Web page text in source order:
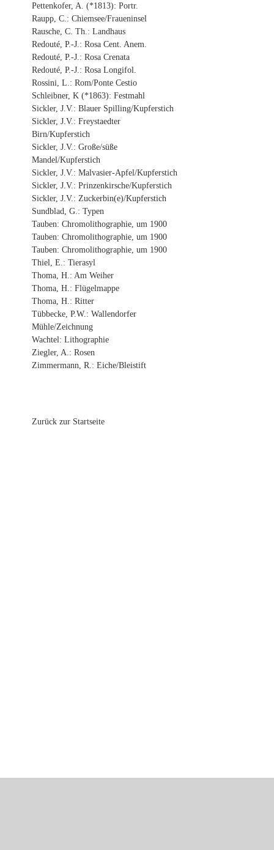
Pettenkofer, A. (*1813): Portr.
Raupp, C.: Chiemsee/Fraueninsel
Rausche, C. Th.: Landhaus
Redouté, P.-J.: Rosa Cent. Anem.
Redouté, P.-J.: Rosa Crenata
Redouté, P.-J.: Rosa Longifol.
Rossini, L.: Rom/Ponte Cestio
Schleibner, K (*1863): Festmahl
Sickler, J.V.: Blauer Spilling/Kupferstich
Sickler, J.V.: Freystaedter
Birn/Kupferstich
Sickler, J.V.: Große/süße
Mandel/Kupferstich
Sickler, J.V.: Malvasier-Apfel/Kupferstich
Sickler, J.V.: Prinzenkirsche/Kupferstich
Sickler, J.V.: Zuckerbin(e)/Kupferstich
Sundblad, G.: Typen
Tauben: Chromolithographie, um 1900
Tauben: Chromolithographie, um 1900
Tauben: Chromolithographie, um 1900
Thiel, E.: Tierasyl
Thoma, H.: Am Weiher
Thoma, H.: Flügelmappe
Thoma, H.: Ritter
Tübbecke, P.W.: Wallendorfer
Mühle/Zeichnung
Wachtel: Lithographie
Ziegler, A.: Rosen
Zimmermann, R.: Eiche/Bleistift
Zurück zur Startseite